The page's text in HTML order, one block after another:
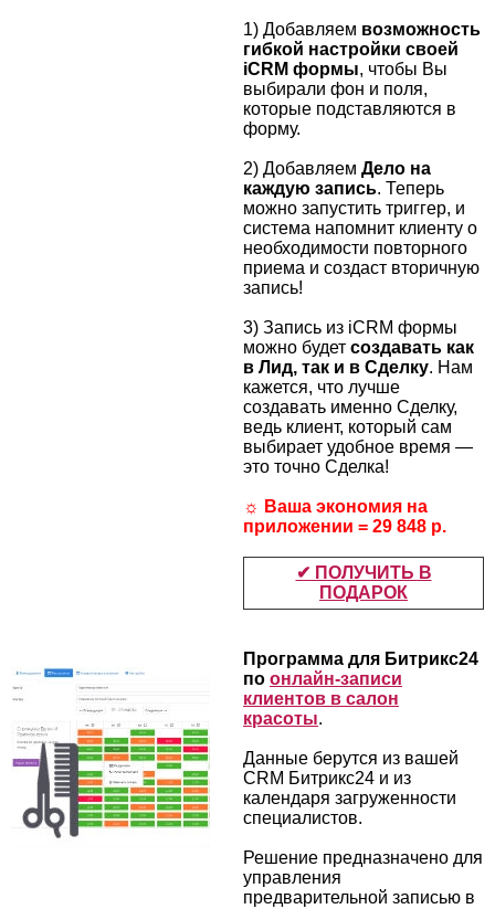
1) Добавляем возможность
гибкой настройки своей
iCRM формы, чтобы Вы
выбирали фон и поля,
которые подставляются в
форму.
2) Добавляем Дело на
каждую запись. Теперь
можно запустить триггер, и
система напомнит клиенту о
необходимости повторного
приема и создаст вторичную
запись!
3) Запись из iCRM формы
можно будет создавать как
в Лид, так и в Сделку. Нам
кажется, что лучше
создавать именно Сделку,
ведь клиент, который сам
выбирает удобное время —
это точно Сделка!
☼ Ваша экономия на
приложении = 29 848 р.
✔ ПОЛУЧИТЬ В
ПОДАРОК
Программа для Битрикс24
по онлайн-записи
клиентов в салон
красоты.
Данные берутся из вашей
CRM Битрикс24 и из
календаря загруженности
специалистов.
Решение предназначено для
управления
предварительной записью в